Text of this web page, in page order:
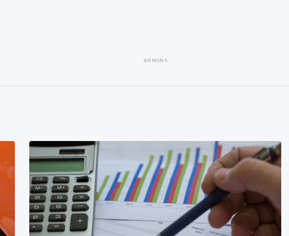
ANNONS